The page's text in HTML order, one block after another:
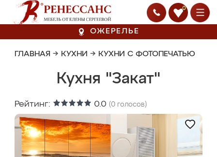
0
ОЖЕРЕЛЬЕ
ГЛАВНАЯ → КУХНИ → КУХНИ С ФОТОПЕЧАТЬЮ
Кухня "Закат"
Рейтинг: 0.0 (0 голосов)